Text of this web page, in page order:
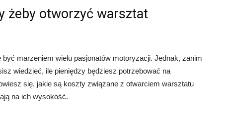
żeby otworzyć warsztat
marzeniem wielu pasjonatów motoryzacji. Jednak, zanim
wiedzieć, ile pieniędzy będziesz potrzebować na
się, jakie są koszty związane z otwarciem warsztatu
na ich wysokość.